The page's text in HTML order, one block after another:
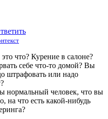
что? Курение в салоне?
себе что-то домой? Вы
штрафовать или надо
нормальный человек, что вы
на что есть какой-нибудь